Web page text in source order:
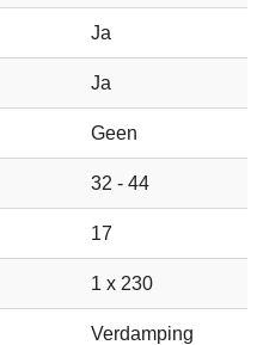
Ja
Ja
Geen
32 - 44
17
1 x 230
Verdamping